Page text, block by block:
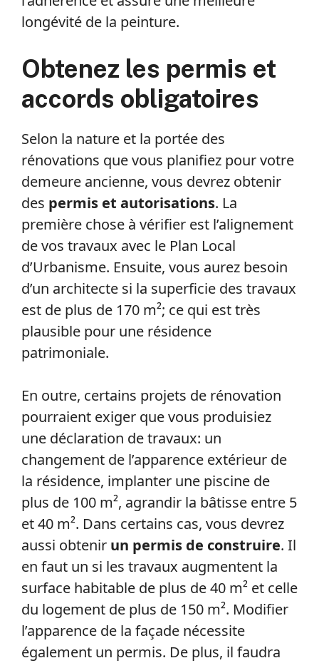
longévité de la peinture.
Obtenez les permis et
accords obligatoires
Selon la nature et la portée des
rénovations que vous planifiez pour votre
demeure ancienne, vous devrez obtenir
des permis et autorisations. La
première chose à vérifier est l’alignement
de vos travaux avec le Plan Local
d’Urbanisme. Ensuite, vous aurez besoin
d’un architecte si la superficie des travaux
est de plus de 170 m²; ce qui est très
plausible pour une résidence
patrimoniale.
En outre, certains projets de rénovation
pourraient exiger que vous produisiez
une déclaration de travaux: un
changement de l’apparence extérieur de
la résidence, implanter une piscine de
plus de 100 m², agrandir la bâtisse entre 5
et 40 m². Dans certains cas, vous devrez
aussi obtenir un permis de construire. Il
en faut un si les travaux augmentent la
surface habitable de plus de 40 m² et celle
du logement de plus de 150 m². Modifier
l’apparence de la façade nécessite
également un permis. De plus, il faudra